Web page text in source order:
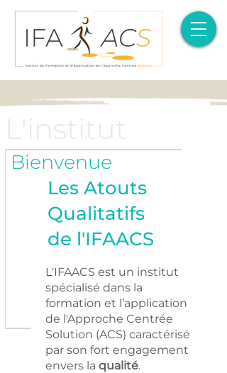
L'institut
Bienvenue
Les Atouts
Qualitatifs
de l'IFAACS
L'IFAACS est un institut
spécialisé dans la
formation et l’application
de l'Approche Centrée
Solution (ACS) caractérisé
par son fort engagement
envers la qualité.